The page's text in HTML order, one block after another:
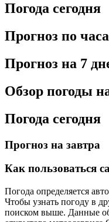
Погода сегодня
Прогноз по
Прогноз на 7
Обзор погоды
Погода сегодня
Прогноз на завтра
Как пользоваться
Погода определяется
Чтобы узнать погоду в
поиском выше. Данные